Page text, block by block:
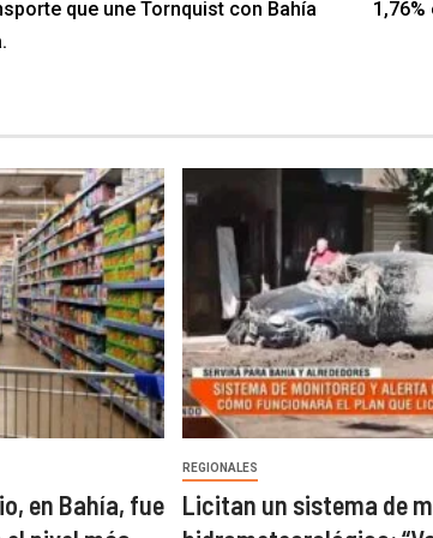
que une Tornquist con Bahía
en Bahía, fue
REGIONALES
Licitan un sistema de